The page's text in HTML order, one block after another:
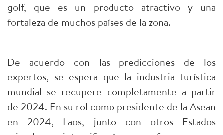
golf, que es un producto atractivo y una
fortaleza de muchos países de la zona.
De acuerdo con las predicciones de los
expertos, se espera que la industria turística
mundial se recupere completamente a partir
de 2024. En su rol como presidente de la Asean
en 2024, Laos, junto con otros Estados